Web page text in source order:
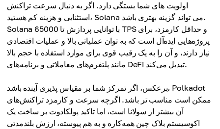
اولویت های شما بستگی دارد. اگر به دنبال سرعت تراکنش
استثنایی و هزینه کم هستید، Solana می تواند گزینه بهتری باشد.
Solana با توانایی پردازش تا 65000 TPS و حداقل کارمزد، برای
پروژه‌هایی ایده‌آل است که به توان عملیاتی بالا و عملیات اقتصادی
نیاز دارند، و آن را به یک رقیب قوی برای موارد استفاده با حجم بالا
مانند پلتفرم‌های معاملاتی و برنامه‌های DeFi تبدیل می‌کند.
برعکس، اگر تمرکز شما بر مقیاس پذیری آینده باشد، Polkadot
ممکن است مناسب تر باشد. اگرچه سرعت و کارمزد تراکنش‌های
آن بیشتر از سولانا است، اما تاکید پولکادوت بر ساخت یک
اکوسیستم بلاک چین همه‌کاره و به هم پیوسته، ارزش بلندمدتی